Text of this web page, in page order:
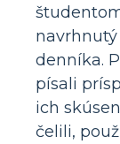
denníka.
písali
ich
čelili,